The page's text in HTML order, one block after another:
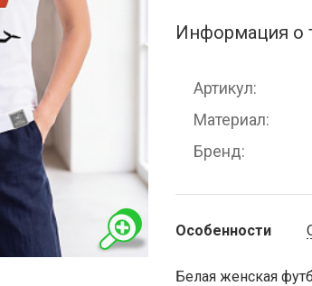
Информация о
Артикул
Материал
Бренд
Особенности
Белая женская